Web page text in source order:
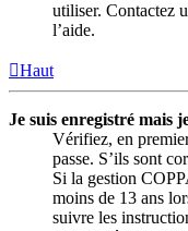
utiliser. Contactez
l’aide.
Haut
Je suis enregistré mais
Vérifiez, en
passe. S’ils sont
Si la gestion
moins de 13 ans
suivre les